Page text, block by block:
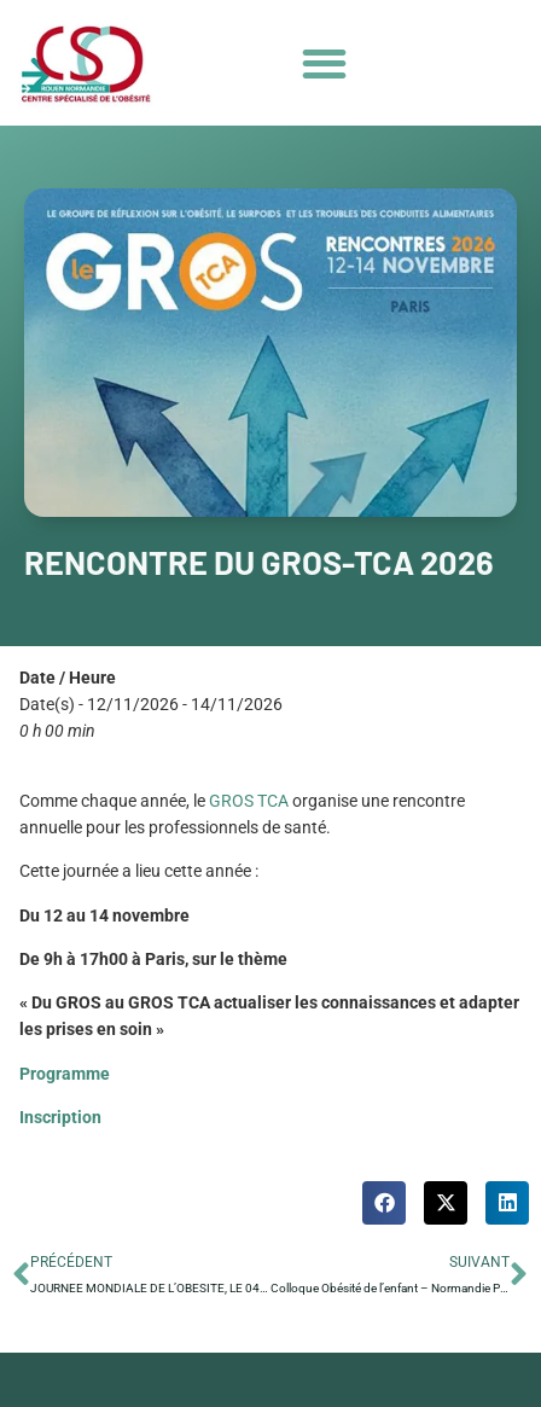
RENCONTRE DU GROS-TCA 2026
Date / Heure
Date(s) - 12/11/2026 - 14/11/2026
0 h 00 min
Comme chaque année, leGROS TCAorganise une rencontre
annuelle pour les professionnels de santé.
Cette journée a lieu cette année :
Du 12 au 14 novembre
De 9h à 17h00 à Paris, sur le thème
« Du GROS au GROS TCA actualiser les connaissances et adapter
les prises en soin »
Programme
Inscription
PRÉCÉDENT SUIVANT
Colloque Obésité de l’enfant – Normandie Pédiatrie